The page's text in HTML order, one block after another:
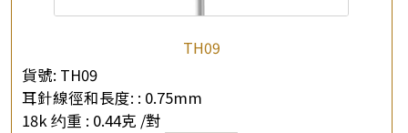
TH09
貨號: TH09
耳針線徑和長度: : 0.75mm
18k 约重 : 0.44克 /對